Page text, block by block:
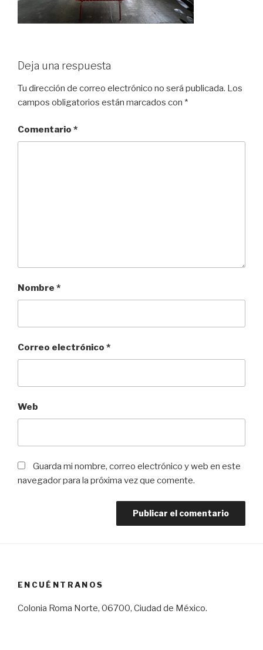
Deja una respuesta
Tu dirección de correo electrónico no será publicada. Los
campos obligatorios están marcados con *
Comentario *
Nombre *
Correo electrónico *
Web
Guarda mi nombre, correo electrónico y web en este
navegador para la próxima vez que comente.
ENCUÉNTRANOS
Colonia Roma Norte, 06700, Ciudad de México.